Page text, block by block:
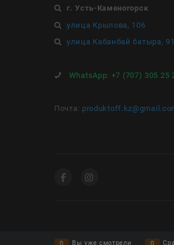
г. Усть-Каменогорск
улица Крылова, 106
улица Кабанбай батыра,
WhatsApp: +7 (707) 305 25
Почта:
0 Вы уже смотрели 0